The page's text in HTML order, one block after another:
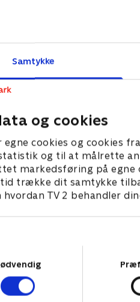
Samtykke
og cookies
egne cookies og cookies
statistik og til at målrette
markedsføring på egne
trække dit samtykke
hvordan TV 2 behandler
i
Surmalle.
1. juli 2021 • 22 min